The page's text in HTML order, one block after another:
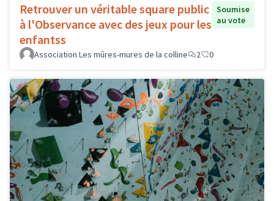
Retrouver un véritable square public
à l'Observance avec des jeux pour les
enfantss
Soumise
au vote
Association Les mûres-mures de la colline 2 0